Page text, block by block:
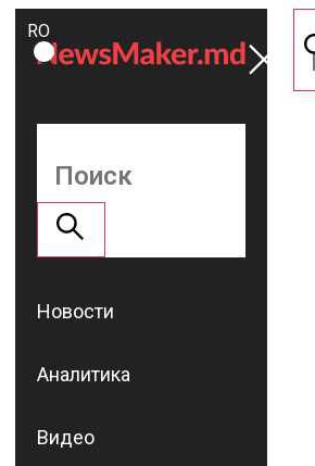
ROMÂNĂ
RU
Поддержать
NM
Новости
Аналитика
Видео